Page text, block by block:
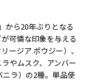
から20年ぶりとなる
可憐な印象を与える
ージア ポウジー）、
やムスク、アンバー
ニラ）の2種。単品使